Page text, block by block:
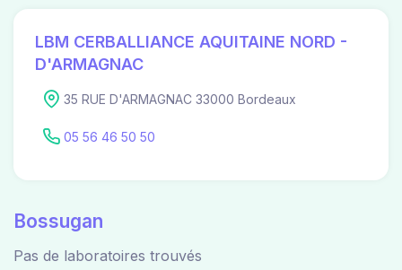
LBM CERBALLIANCE AQUITAINE NORD -
D'ARMAGNAC
35 RUE D'ARMAGNAC 33000 Bordeaux
05 56 46 50 50
Bossugan
Pas de laboratoires trouvés